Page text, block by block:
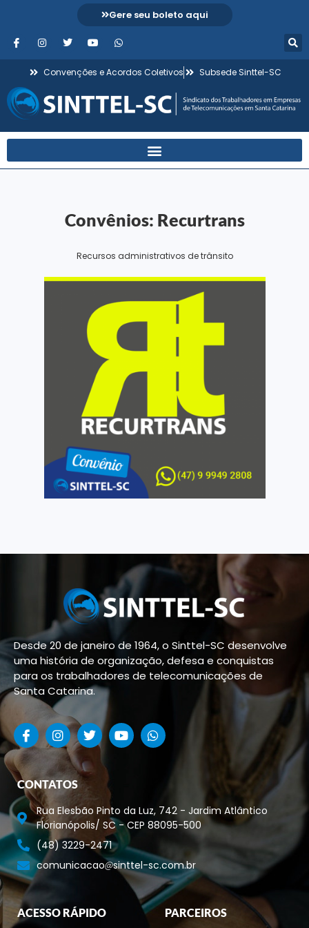
Gere seu boleto aqui
Convenções e Acordos Coletivos Subsede Sinttel-SC
Convênios: Recurtrans
Recursos administrativos de trânsito
Desde 20 de janeiro de 1964, o Sinttel-SC desenvolve
uma história de organização, defesa e conquistas
para os trabalhadores de telecomunicações de
Santa Catarina.
CONTATOS
Rua Elesbão Pinto da Luz, 742 - Jardim Atlântico
Florianópolis/ SC - CEP 88095-500
(48) 3229-2471
comunicacao
sinttel-sc.com.br
ACESSO RÁPIDO PARCEIROS